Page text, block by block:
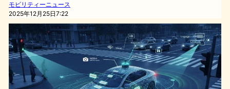
モビリティーニュース
2025年12月25日7:22